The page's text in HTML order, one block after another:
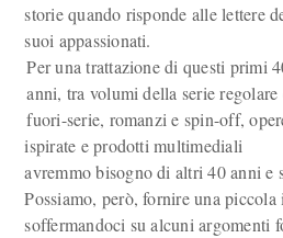
storie quando risponde alle lettere
suoi appassionati.
Per una trattazione di questi primi
anni, tra volumi della serie regolare
fuori-serie, romanzi e spin-off,
ispirate e prodotti multimediali
avremmo bisogno di altri 40 anni e
Possiamo, però, fornire una
soffermandoci su alcuni argomenti